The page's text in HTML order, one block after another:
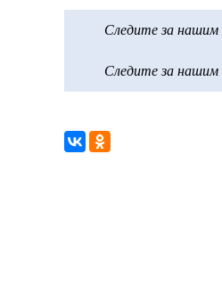
Следите за нашим
Следите за нашим